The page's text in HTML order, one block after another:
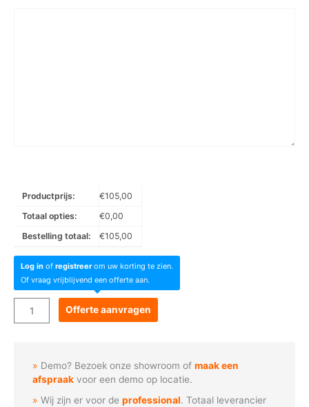
Productprijs: €105,00
Totaal opties:
€0,00
Bestelling totaal:
€105,00
Log in of registreerom uw korting te zien.
Of vraag vrijblijvend een offerte aan.
Goboservice
-
patroon
Offerte aanvragen
Demo? Bezoek onze showroom ofmaak een
afspraak voor een demo op locatie.
Wij zijn er voor deprofessional. Totaal leverancier